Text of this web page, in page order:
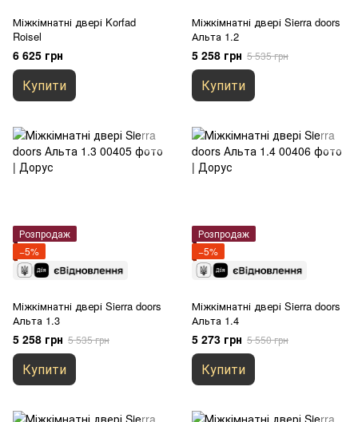
Міжкімнатні двері Korfad
Roisel
6 625 грн
Купити
Міжкімнатні двері Sierra doors
Альта 1.2
5 258 грн 5 535 грн
Купити
Розпродаж
−5%
Міжкімнатні двері Sierra doors
Альта 1.3
5 258 грн 5 535 грн
Купити
Розпродаж
−5%
Міжкімнатні двері Sierra doors
Альта 1.4
5 273 грн 5 550 грн
Купити